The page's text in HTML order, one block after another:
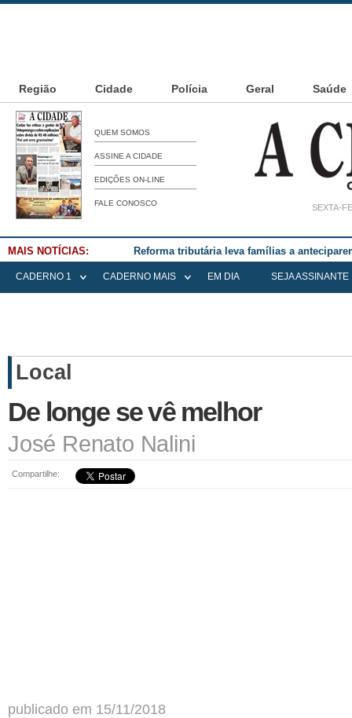
Região Cidade Polícia Geral Saúde
QUEM SOMOS
ASSINE A CIDADE
EDIÇÕES ON-LINE
FALE CONOSCO SEXTA-
MAIS NOTÍCIAS: Falece Elena Menoia Cesarin
CADERNO 1 CADERNO MAIS EM DIA SEJA ASSINANTE
Local
De longe se vê melhor
José Renato Nalini
Compartilhe:
publicado em 15/11/2018